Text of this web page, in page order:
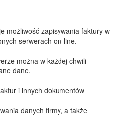
możliwość zapisywania faktury w
serwerach on-line.
można w każdej chwili
dane.
i innych dokumentów
danych firmy, a także